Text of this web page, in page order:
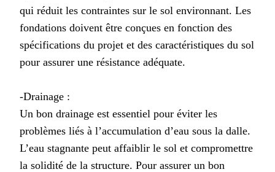
qui réduit les contraintes sur le sol environnant. Les
fondations doivent être conçues en fonction des
spécifications du projet et des caractéristiques du sol
pour assurer une résistance adéquate.
-Drainage :
Un bon drainage est essentiel pour éviter les
problèmes liés à l’accumulation d’eau sous la dalle.
L’eau stagnante peut affaiblir le sol et compromettre
la solidité de la structure. Pour assurer un bon